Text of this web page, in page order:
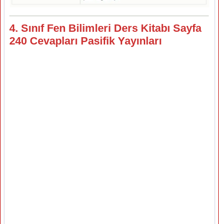
4. Sınıf Fen Bilimleri Ders Kitabı Sayfa
240 Cevapları Pasifik Yayınları